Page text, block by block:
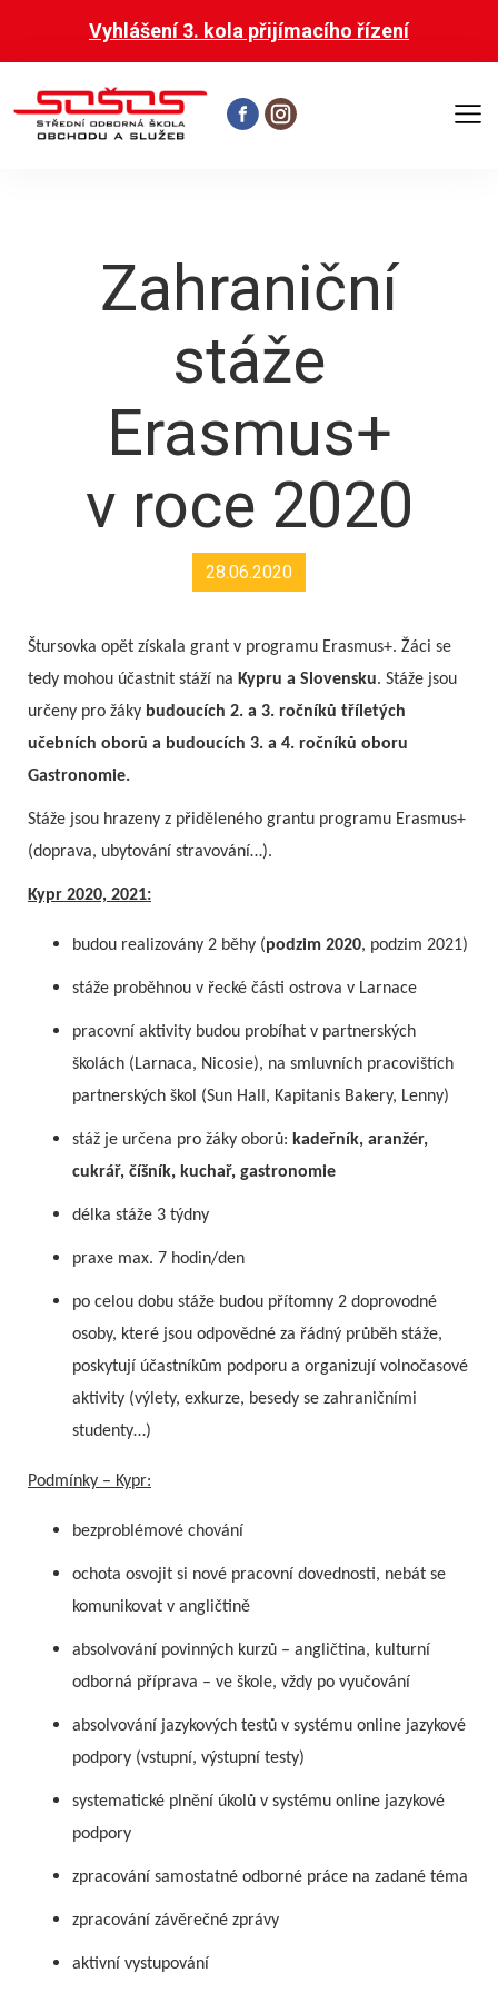
Vyhlášení 3. kola přijímacího řízení
Zahraniční
stáže
Erasmus+
v roce 2020
28.06.2020
Štursovka opět získala grant v programu Erasmus+. Žáci se
tedy mohou účastnit stáží na Kypru a Slovensku. Stáže jsou
určeny pro žáky budoucích 2. a 3. ročníků tříletých
učebních oborů a budoucích 3. a 4. ročníků oboru
Gastronomie.
Stáže jsou hrazeny z přiděleného grantu programu Erasmus+
(doprava, ubytování stravování…).
Kypr 2020, 2021:
budou realizovány 2 běhy (podzim 2020, podzim 2021)
stáže proběhnou v řecké části ostrova v Larnace
pracovní aktivity budou probíhat v partnerských
školách (Larnaca, Nicosie), na smluvních pracovištích
partnerských škol (Sun Hall, Kapitanis Bakery, Lenny)
stáž je určena pro žáky oborů: kadeřník, aranžér,
cukrář, číšník, kuchař, gastronomie
délka stáže 3 týdny
praxe max. 7 hodin/den
po celou dobu stáže budou přítomny 2 doprovodné
osoby, které jsou odpovědné za řádný průběh stáže,
poskytují účastníkům podporu a organizují volnočasové
aktivity (výlety, exkurze, besedy se zahraničními
studenty…)
Podmínky – Kypr:
bezproblémové chování
ochota osvojit si nové pracovní dovednosti, nebát se
komunikovat v angličtině
absolvování povinných kurzů – angličtina, kulturní
odborná příprava – ve škole, vždy po vyučování
absolvování jazykových testů v systému online jazykové
podpory (vstupní, výstupní testy)
systematické plnění úkolů v systému online jazykové
podpory
zpracování samostatné odborné práce na zadané téma
zpracování závěrečné zprávy
aktivní vystupování